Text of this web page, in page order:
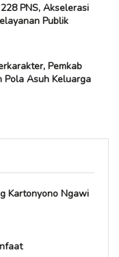
PNS, Akselerasi
Publik
Pemkab
Pola Asuh Keluarga
Kartonyono Ngawi